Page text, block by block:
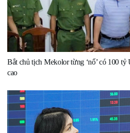
Bắt chủ tịch Mekolor từng ‘nổ’ có 100
cao